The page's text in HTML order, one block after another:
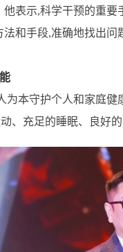
表示,科学干预的重
和手段,准确地找出
为本守护个人和家庭
、充足的睡眠、良好